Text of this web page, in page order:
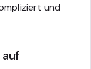
und
auf